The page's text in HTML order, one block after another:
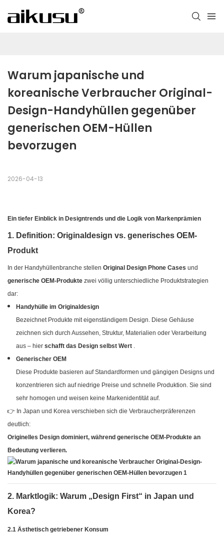
Warum japanische und
koreanische Verbraucher Original-
Design-Handyhüllen gegenüber
generischen OEM-Hüllen
bevorzugen
2026-04-13
Ein tiefer Einblick in Designtrends und die Logik von Markenprämien
1. Definition: Originaldesign vs. generisches OEM-
Produkt
In der Handyhüllenbranche stellen Original Design Phone Cases und
generische OEM-Produkte zwei völlig unterschiedliche Produktstrategien
dar:
Handyhülle im Originaldesign
Bezeichnet Produkte mit eigenständigem Design. Diese Gehäuse
zeichnen sich durch Aussehen, Struktur, Materialien oder Verarbeitung
aus – hier schafft das Design selbst Wert.
Generischer OEM
Diese Produkte basieren auf Standardformen und gängigen Designs und
konzentrieren sich auf niedrige Preise und schnelle Produktion. Sie sind
sehr homogen und weisen keine Markenidentität auf.
👉 In Japan und Korea verschieben sich die Verbraucherpräferenzen
deutlich:
Originelles Design dominiert, während generische OEM-Produkte an
Bedeutung verlieren.
2. Marktlogik: Warum „Design First“ in Japan und
Korea?
2.1 Ästhetisch getriebener Konsum